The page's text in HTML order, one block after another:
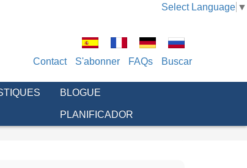
Select Language ▼
Contact S'abonner FAQs Buscar
BLOGUE
PLANIFICADOR